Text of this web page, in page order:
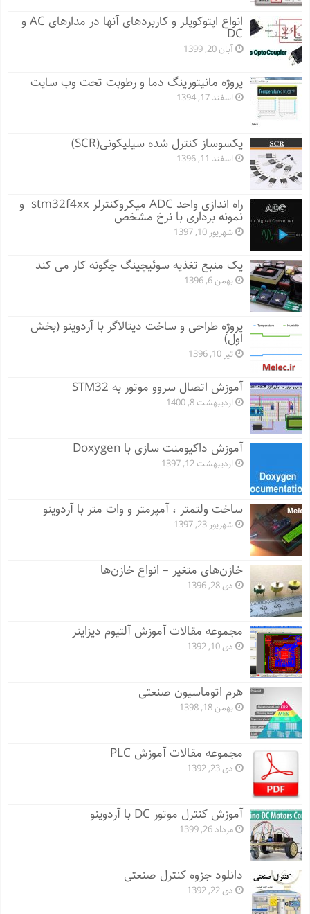
انواع اپتوکوپلر و کاربردهای آنها در مدارهای AC و
DC
آبان 20, 1399
پروژه مانيتورينگ دما و رطوبت تحت وب سایت
اسفند 17, 1394
یکسوساز کنترل شده سیلیکونی(SCR)
اسفند 11, 1396
راه اندازی واحد ADC میکروکنترلر stm32f4xx و
نمونه برداری با نرخ مشخص
شهریور 10, 1397
یک منبع تغذیه سوئیچینگ چگونه کار می کند
بهمن 6, 1396
پروژه طراحی و ساخت دیتالاگر با آردوینو (بخش
اول)
تیر 10, 1396
آموزش اتصال سروو موتور به STM32
اردیبهشت 8, 1400
آموزش داکیومنت سازی با Doxygen
اردیبهشت 12, 1397
ساخت ولتمتر ، آمپرمتر و وات متر با آردوینو
شهریور 23, 1397
خازن‌های متغیر – انواع خازن‌ها
دی 28, 1396
مجموعه مقالات آموزش آلتیوم دیزاینر
دی 10, 1392
هرم اتوماسیون صنعتی
بهمن 18, 1398
مجموعه مقالات آموزش PLC
دی 23, 1392
آموزش کنترل موتور DC با آردوینو
مرداد 26, 1399
دانلود جزوه کنترل صنعتی
دی 22, 1392